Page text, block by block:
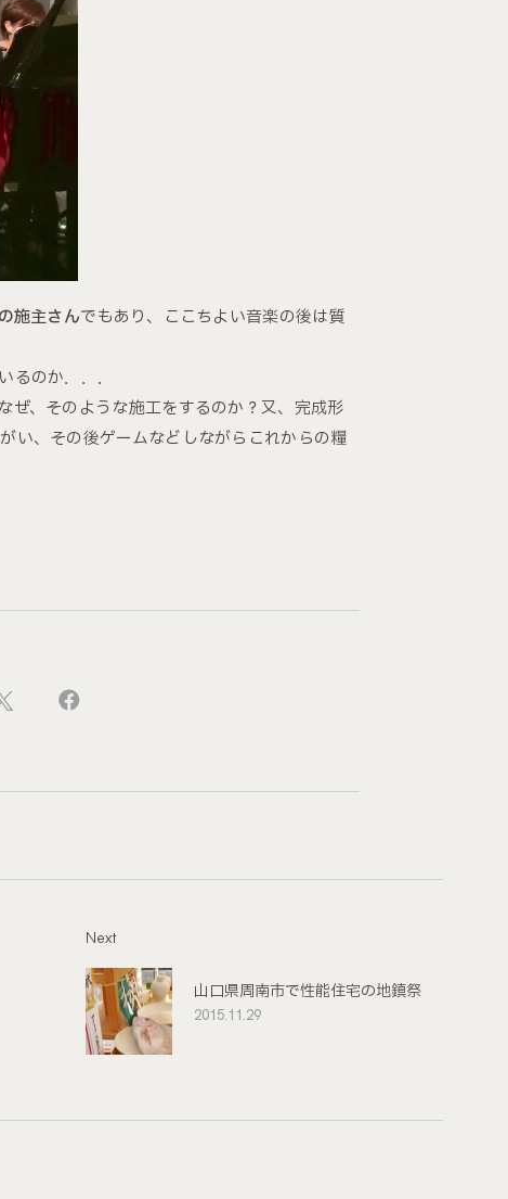
施主さんでもあり、ここちよい音楽の後は質
るのか．．．
ぜ、そのような施工をするのか？又、完成形
い、その後ゲームなどしながらこれからの糧
Next
山口県周南市で性能住宅の地鎮祭
2015.11.29